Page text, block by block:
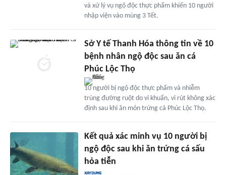
và xử lý vụ ngộ độc thực phẩm khiến 10 người
nhập viện vào mùng 3 Tết.
Sở Y tế Thanh Hóa thông tin về 10
bệnh nhân ngộ độc sau ăn cá
Phúc Lộc Thọ
10 người bị ngộ độc thực phẩm và nhiễm
trùng đường ruột do vi khuẩn, vi rút không xác
định sau khi ăn món trứng cá Phúc Lộc Thọ.
Kết quả xác minh vụ 10 người bị
ngộ độc sau khi ăn trứng cá sấu
hỏa tiễn